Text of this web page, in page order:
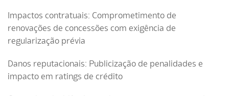
Impactos contratuais: Comprometimento de
renovações de concessões com exigência de
regularização prévia
Danos reputacionais: Publicização de penalidades e
impacto em ratings de crédito